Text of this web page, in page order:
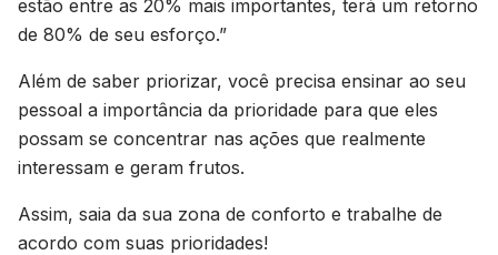
estão entre as 20% mais importantes, terá um retorno
de 80% de seu esforço.”
Além de saber priorizar, você precisa ensinar ao seu
pessoal a importância da prioridade para que eles
possam se concentrar nas ações que realmente
interessam e geram frutos.
Assim, saia da sua zona de conforto e trabalhe de
acordo com suas prioridades!